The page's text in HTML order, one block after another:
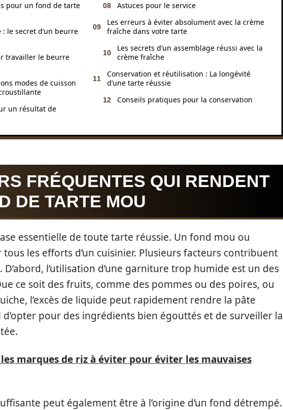
pour un fond de tarte
le secret d’un beurre
travailler le beurre
modes de cuisson
un résultat de
Astuces pour le service
Les erreurs à éviter absolument avec la crème
fraîche dans votre tarte
Les secrets d’un assemblage réussi avec la
crème fraîche
Conservation et réutilisation : La longévité
d’une tarte réussie
Conseils pratiques pour la conservation
FRÉQUENTES QUI RENDENT
DE TARTE MOU
essentielle de toute tarte réussie. Un fond mou ou
les efforts d’un cuisinier. Plusieurs facteurs contribuent
l’utilisation d’une garniture trop humide est un des
ce soit des fruits, comme des pommes ou des poires, ou
l’excès de liquide peut rapidement rendre la pâte
pour des ingrédients bien égouttés et de surveiller la
marques de riz à éviter pour éviter les mauvaises
peut également être à l’origine d’un fond détrempé.